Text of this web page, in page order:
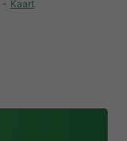
Kaart